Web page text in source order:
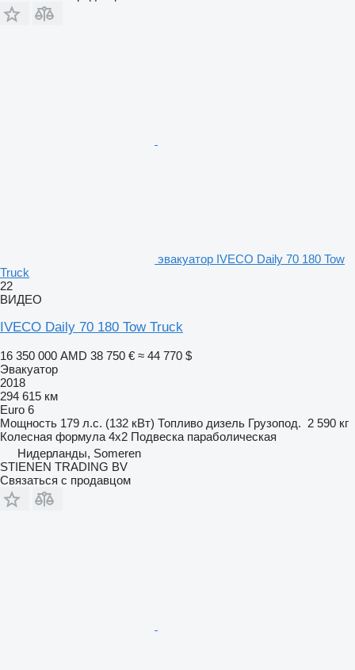
эвакуатор IVECO Daily 70 180 Tow
Truck
22
ВИДЕО
IVECO Daily 70 180 Tow Truck
16 350 000 AMD 38 750 € ≈ 44 770 $
Эвакуатор
2018
294 615 км
Euro 6
Мощность 179 л.с. (132 кВт) Топливо дизель Грузопод. 2 590 кг
Колесная формула 4x2 Подвеска параболическая
Нидерланды, Someren
STIENEN TRADING BV
Связаться с продавцом